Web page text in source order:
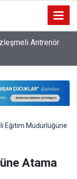
Sözleşmeli
Eğitim Müdürlüğüne
Atama